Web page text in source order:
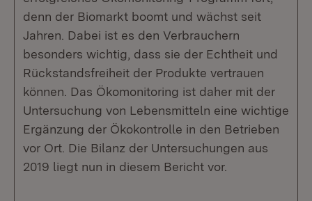
denn der Biomarkt boomt und wächst seit
Jahren. Dabei ist es den Verbrauchern
besonders wichtig, dass sie der Echtheit und
Rückstandsfreiheit der Produkte vertrauen
können. Das Ökomonitoring ist daher mit der
Untersuchung von Lebensmitteln eine wichtige
Ergänzung der Ökokontrolle in den Betrieben
vor Ort. Die Bilanz der Untersuchungen aus
2019 liegt nun in diesem Bericht vor.